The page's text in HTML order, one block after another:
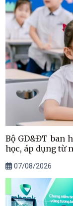
Bộ GD&ĐT ban
học, áp dụng từ
07/08/2026